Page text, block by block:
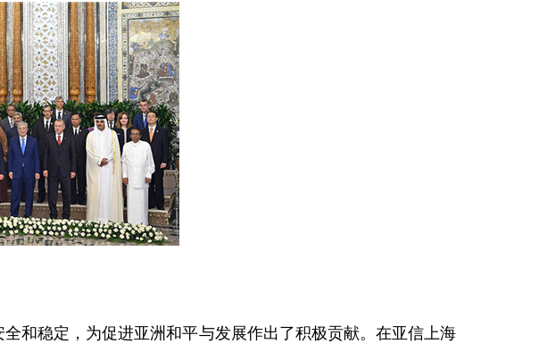
稳定，为促进亚洲和平与发展作出了积极贡献。在亚信上海